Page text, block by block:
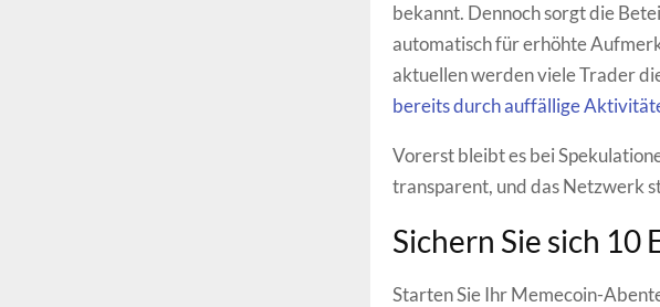
bekannt. Dennoch sorgt die
automatisch für erhöhte
aktuellen werden viele Trader
bereits durch auffällige
Vorerst bleibt es bei
transparent, und das Netzwerk
Sichern Sie sich
Starten Sie Ihr Memecoin-